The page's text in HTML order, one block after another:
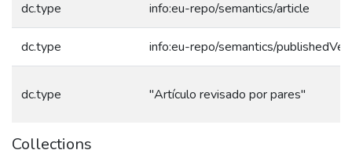
dc.type info:eu-repo/semantics/article
dc.type info:eu-repo/semantics/
dc.type "Artículo revisado por pares"
Collections